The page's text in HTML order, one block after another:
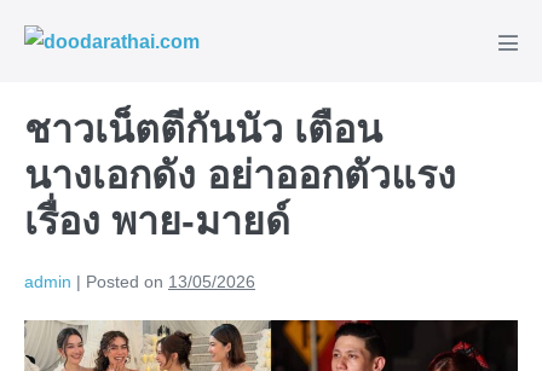
ชาวเน็ตตีกันนัว เตือน
นางเอกดัง อย่าออกตัวแรง
เรื่อง พาย-มายด์
admin | Posted on 13/05/2026